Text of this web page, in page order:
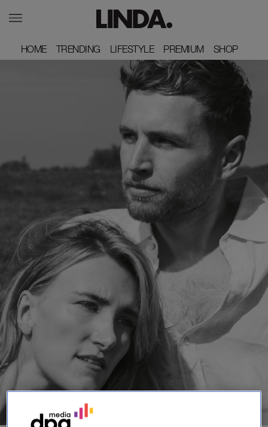
HOME
HOME TRENDING
TRENDING LIFESTYLE
LIFESTYLE PREMIUM
PREMIUM SHOP
SHOP